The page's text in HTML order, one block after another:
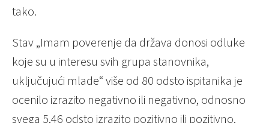
tako.
Stav „Imam poverenje da država donosi odluke
koje su u interesu svih grupa stanovnika,
uključujući mlade“ više od 80 odsto ispitanika je
ocenilo izrazito negativno ili negativno, odnosno
svega 5,46 odsto izrazito pozitivno ili pozitivno.